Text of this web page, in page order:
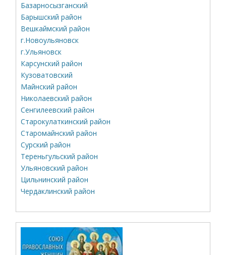
Базарносызганский
Барышский район
Вешкаймский район
г.Новоульяновск
г.Ульяновск
Карсунский район
Кузоватовский
Майнский район
Николаевский район
Сенгилеевский район
Старокулаткинский район
Старомайнский район
Сурский район
Тереньгульский район
Ульяновский район
Цильнинский район
Чердаклинский район